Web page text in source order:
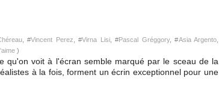
, #Vincent Perez , #Virna Lisi, #Pascal Gréggory, #Asia Argento
)
qu'on voit à l'écran semble marqué par le sceau de la
à la fois, forment un écrin exceptionnel pour une